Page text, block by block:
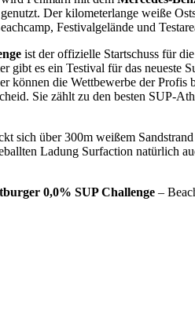
Der kilometerlange weiße
Festivalgelände und
ist der offizielle Startschuss für
gibt es ein Testival für das
können die Wettbewerbe der Profis
Sie zählt zu den besten SUP-
sich über 300m weißem
Ladung Surfaction natürlich
0,0% SUP Challenge –